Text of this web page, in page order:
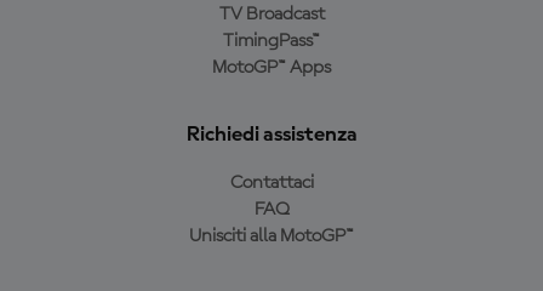
TV Broadcast
TimingPass™
MotoGP™ Apps
Richiedi assistenza
Contattaci
FAQ
Unisciti alla MotoGP™